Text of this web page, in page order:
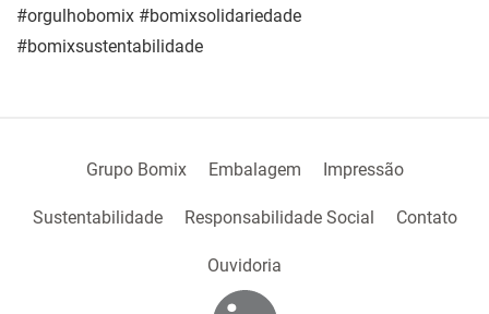
#orgulhobomix #bomixsolidariedade
#bomixsustentabilidade
Grupo Bomix Embalagem Impressão
Sustentabilidade Responsabilidade Social Contato
Ouvidoria